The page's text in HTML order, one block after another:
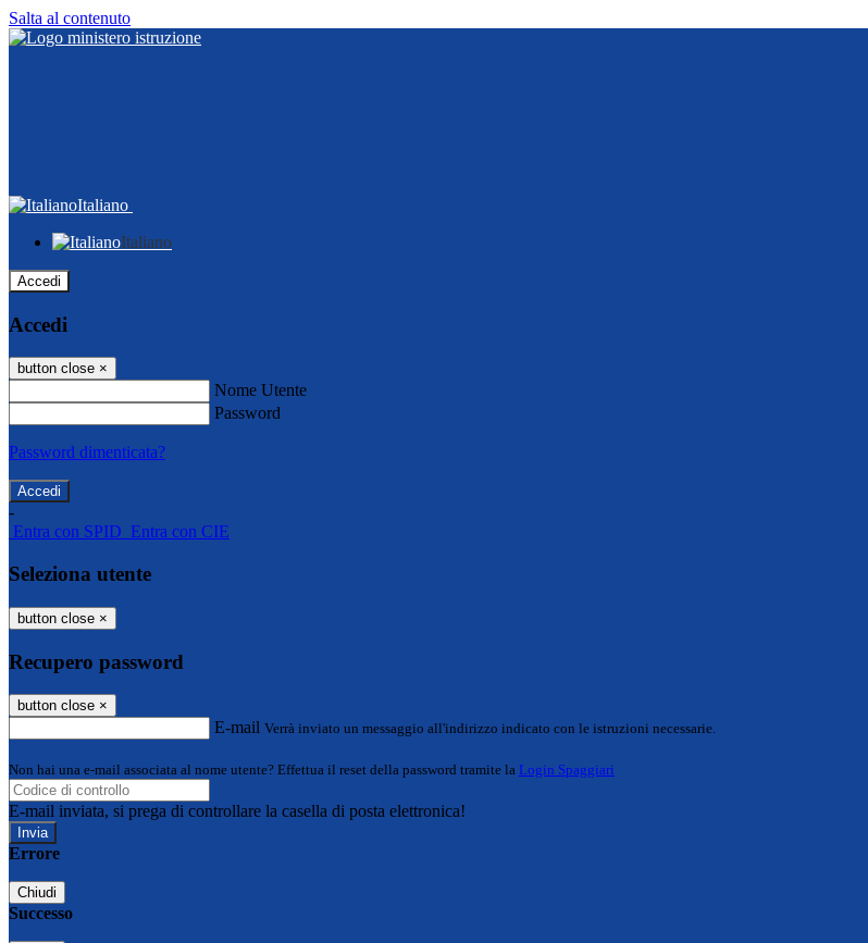
Salta al contenuto
Italiano
Italiano
Accedi
Accedi
button close ×
Nome Utente
Password
Password dimenticata?
-
Entra con SPID Entra con CIE
Seleziona utente
button close ×
Recupero password
button close ×
E-mail Verrà inviato un messaggio all'indirizzo indicato con le istruzioni necessarie.
Non hai una e-mail associata al nome utente? Effettua il reset della password tramite la Login Spaggiari
E-mail inviata, si prega di controllare la casella di posta elettronica!
Errore
Chiudi
Successo